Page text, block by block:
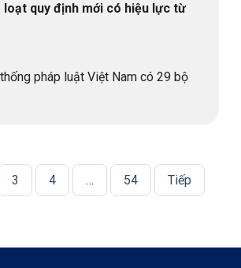
loạt quy định mới có hiệu lực từ
pháp luật Việt Nam có 29 bộ
3 4 … 54 Tiếp